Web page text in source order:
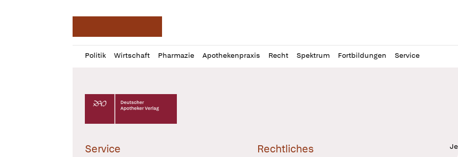
Politik Wirtschaft Pharmazie Apothekenpraxis Recht Spektrum Fortbildungen Service
Profil
öffnen
Daz
Pur
Deutscher Apotheker Verlag Logo
Service Rechtliches